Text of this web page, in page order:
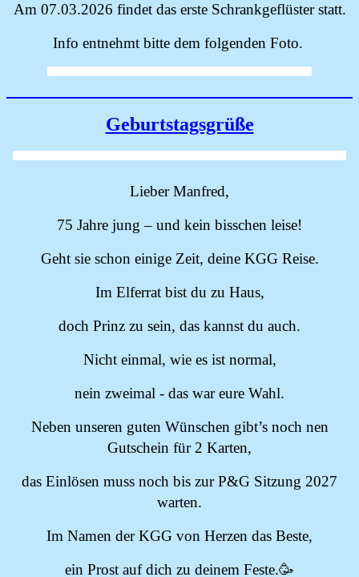
Am 07.03.2026 findet das erste Schrankgeflüster statt.
Info entnehmt bitte dem folgenden Foto.
Geburtstagsgrüße
Lieber Manfred,
75 Jahre jung – und kein bisschen leise!
Geht sie schon einige Zeit, deine KGG Reise.
Im Elferrat bist du zu Haus,
doch Prinz zu sein, das kannst du auch.
Nicht einmal, wie es ist normal,
nein zweimal - das war eure Wahl.
Neben unseren guten Wünschen gibt’s noch nen
Gutschein für 2 Karten,
das Einlösen muss noch bis zur P&G Sitzung 2027
warten.
Im Namen der KGG von Herzen das Beste,
ein Prost auf dich zu deinem Feste.🥳